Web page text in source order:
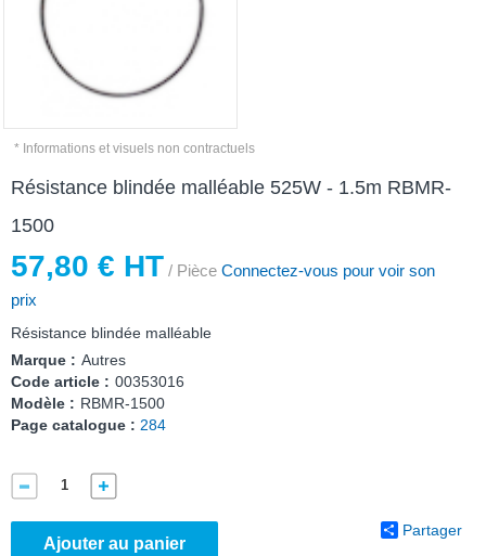
* Informations et visuels non contractuels
Résistance blindée malléable 525W - 1.5m RBMR-
1500
57,80 € HT / Pièce Connectez-vous pour voir son
prix
Résistance blindée malléable
Marque : Autres
Code article : 00353016
Modèle : RBMR-1500
Page catalogue : 284
Ajouter au panier
Partager